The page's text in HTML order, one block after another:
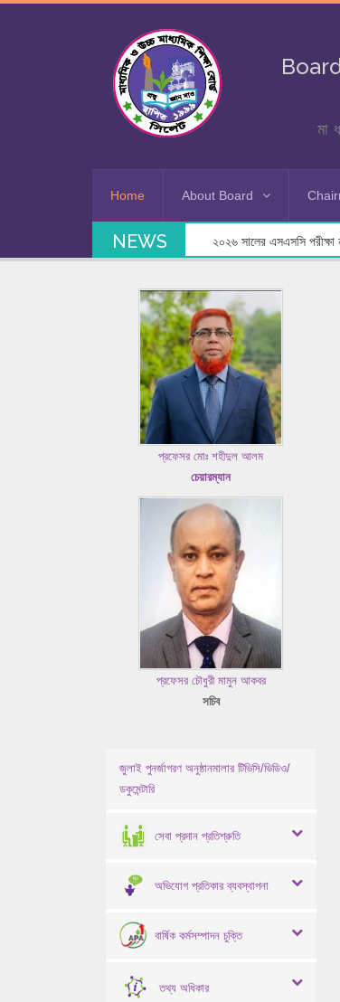
Home About Board
NEWS ২০২৬ সালের এসএসসি পরীক্ষা
প্রফেসর মোঃ শহীদুল আলম
চেয়ারম্যান
প্রফেসর চৌধুরী মামুন আকবর
সচিব
জুলাই পুনর্জাগরণ অনুষ্ঠানমালার টিভিসি/ভিডিও/
ডকুমেন্টারি
সেবা প্রদান প্রতিশ্রুতি
অভিযোগ প্রতিকার ব্যবস্থাপনা
বার্ষিক কর্মসম্পাদন চুক্তি
তথ্য অধিকার